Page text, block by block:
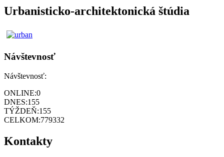
Urbanisticko-architektonická štúdia
Návštevnosť
Návštevnosť:
ONLINE:0
DNES:155
TÝŽDEŇ:155
CELKOM:779332
Kontakty